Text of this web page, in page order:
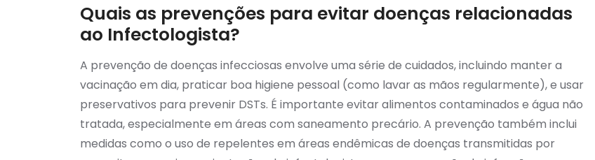
Quais as prevenções para evitar doenças relacionadas
ao Infectologista?
A prevenção de doenças infecciosas envolve uma série de cuidados, incluindo manter a
vacinação em dia, praticar boa higiene pessoal (como lavar as mãos regularmente), e usar
preservativos para prevenir DSTs. É importante evitar alimentos contaminados e água não
tratada, especialmente em áreas com saneamento precário. A prevenção também inclui
medidas como o uso de repelentes em áreas endêmicas de doenças transmitidas por